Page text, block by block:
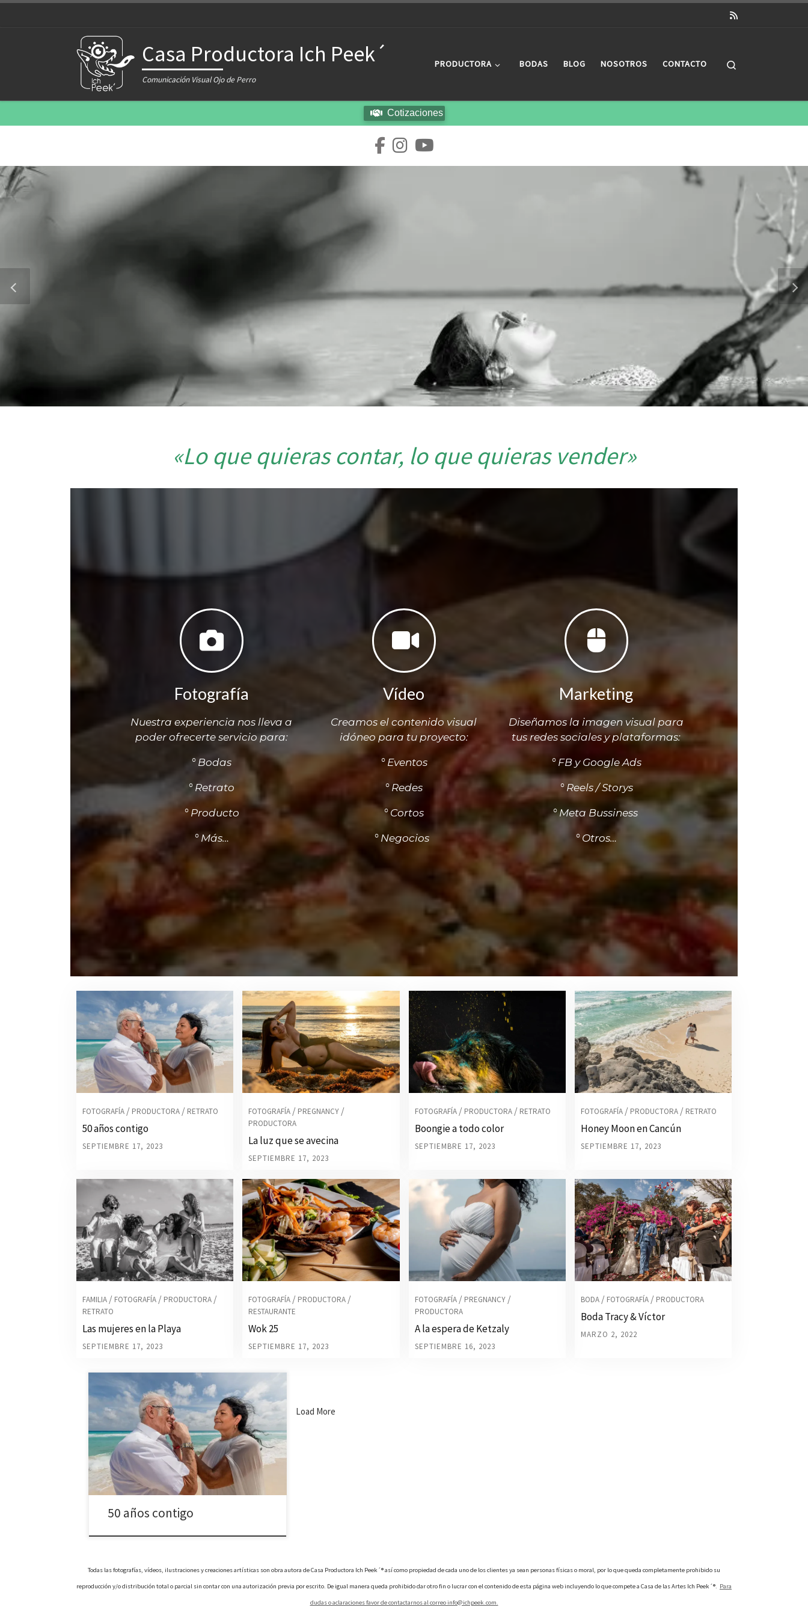
Casa Productora Ich Peek´
Comunicación Visual Ojo de Perro
PRODUCTORA BODAS BLOG NOSOTROS CONTACTO
Cotizaciones
«Lo que quieras contar, lo que quieras vender»
Fotografía
Nuestra experiencia nos lleva a
poder ofrecerte servicio para:
° Bodas
° Retrato
° Producto
° Más…
Vídeo
Creamos el contenido visual
idóneo para tu proyecto:
° Eventos
° Redes
° Cortos
° Negocios
Marketing
Diseñamos la imagen visual para
tus redes sociales y plataformas:
° FB y Google Ads
° Reels / Storys
° Meta Bussiness
° Otros…
FOTOGRAFÍA / PRODUCTORA / RETRATO
50 años contigo
SEPTIEMBRE 17, 2023
FOTOGRAFÍA / PREGNANCY /
PRODUCTORA
La luz que se avecina
SEPTIEMBRE 17, 2023
FOTOGRAFÍA/ PRODUCTORA/ RETRATO
Boongie a todo color
SEPTIEMBRE 17, 2023
FOTOGRAFÍA/ PRODUCTORA/ RETRATO
Honey Moon en Cancún
SEPTIEMBRE 17, 2023
FAMILIA / FOTOGRAFÍA / PRODUCTORA /
RETRATO
Las mujeres en la Playa
SEPTIEMBRE 17, 2023
FOTOGRAFÍA / PRODUCTORA /
RESTAURANTE
Wok 25
SEPTIEMBRE 17, 2023
FOTOGRAFÍA/ PREGNANCY/
PRODUCTORA
A la espera de Ketzaly
SEPTIEMBRE 16, 2023
BODA/ FOTOGRAFÍA/ PRODUCTORA
Boda Tracy & Víctor
MARZO 2, 2022
Sus hijos los enviaron de luna de miel a Cancún,
Silviano y Amparo llegaron al Caribe para celebrar
su amor y festejar juntos sus bodas de oro. Enero
2023 – Cancún, Quintana Roo. Todas las
fotografías, vídeos, ilustraciones y creaciones
artísticas son obra autora de Casa Productora Ich
Peek´® así […]
50 años contigo
Load More
Todas las fotografías, vídeos, ilustraciones y creaciones artísticas son obra autora de Casa Productora Ich Peek´® así como propiedad de cada uno de los clientes ya sean personas físicas o moral, por lo que queda completamente prohibido su
reproducción y/o distribución total o parcial sin contar con una autorización previa por escrito. De igual manera queda prohibido dar otro fin o lucrar con el contenido de esta página web incluyendo lo que compete a Casa de las Artes Ich Peek´®. Para
dudas o aclaraciones favor de contactarnos al correo info@ichpeek.com.